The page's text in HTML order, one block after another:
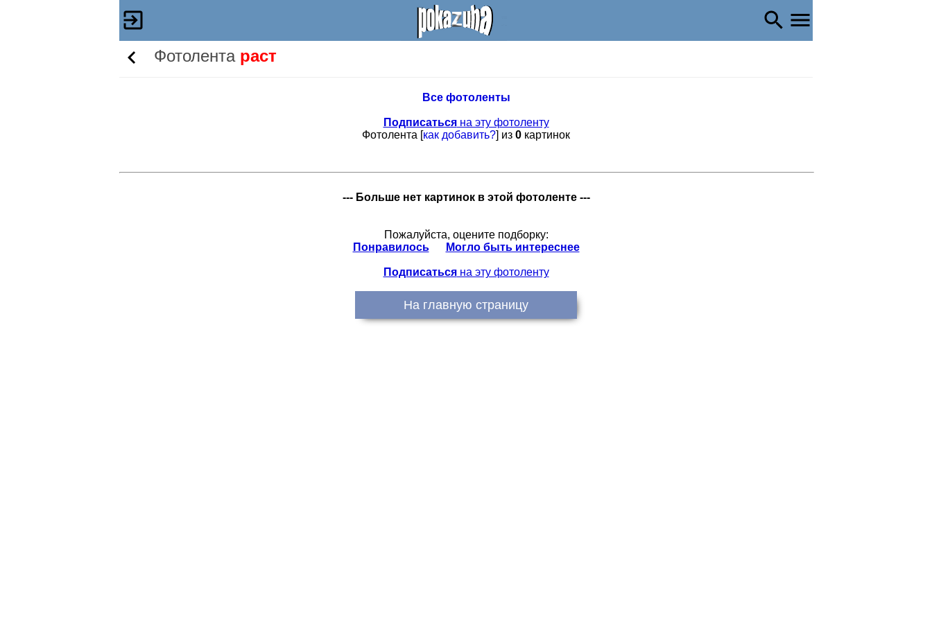
Фотолента раст
Все фотоленты
Подписатьсяна эту фотоленту
Фотолента [как добавить?] из 0 картинок
--- Больше нет картинок в этой фотоленте ---
Пожалуйста, оцените подборку:
Понравилось
Могло быть интереснее
Подписатьсяна эту фотоленту
На главную страницу